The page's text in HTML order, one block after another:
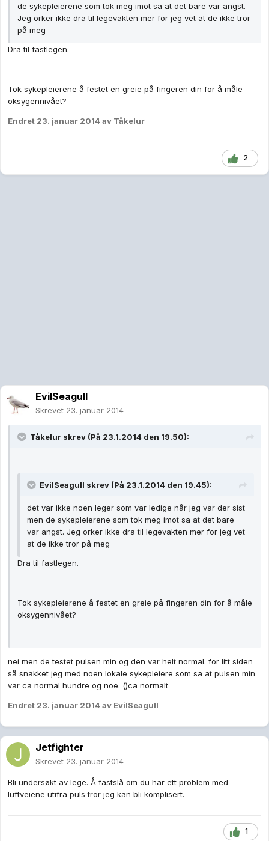
de sykepleierene som tok meg imot sa at det bare var angst.
Jeg orker ikke dra til legevakten mer for jeg vet at de ikke tror
på meg
Dra til fastlegen.
Tok sykepleierene å festet en greie på fingeren din for å måle
oksygennivået?
Endret 23. januar 2014 av Tåkelur
2
EvilSeagull
Skrevet 23. januar 2014
Tåkelur skrev (På 23.1.2014 den 19.50):
EvilSeagull skrev (På 23.1.2014 den 19.45):
det var ikke noen leger som var ledige når jeg var der sist
men de sykepleierene som tok meg imot sa at det bare
var angst. Jeg orker ikke dra til legevakten mer for jeg vet
at de ikke tror på meg
Dra til fastlegen.
Tok sykepleierene å festet en greie på fingeren din for å måle
oksygennivået?
nei men de testet pulsen min og den var helt normal. for litt siden
så snakket jeg med noen lokale sykepleiere som sa at pulsen min
var ca normal hundre og noe. ()ca normalt
Endret 23. januar 2014 av EvilSeagull
Jetfighter
Skrevet 23. januar 2014
Bli undersøkt av lege. Å fastslå om du har ett problem med
luftveiene utifra puls tror jeg kan bli komplisert.
1